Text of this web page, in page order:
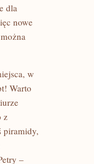
dla
nowe
w
Warto
z
piramidy,
–